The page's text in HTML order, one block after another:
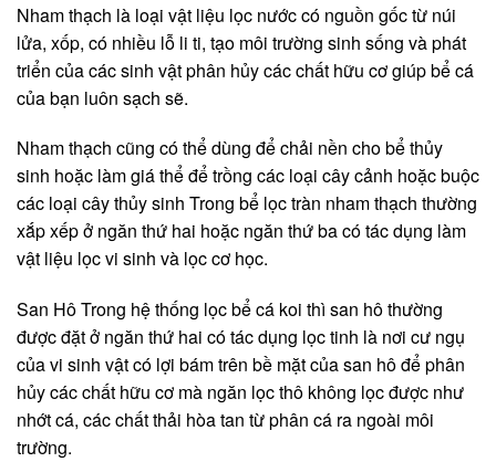
Nham thạch là loại vật liệu lọc nước có nguồn gốc từ núi
lửa, xốp, có nhiều lỗ li ti, tạo môi trường sinh sống và phát
triển của các sinh vật phân hủy các chất hữu cơ giúp bể cá
của bạn luôn sạch sẽ.
Nham thạch cũng có thể dùng để chải nền cho bể thủy
sinh hoặc làm giá thể để trồng các loại cây cảnh hoặc buộc
các loại cây thủy sinh Trong bể lọc tràn nham thạch thường
xắp xếp ở ngăn thứ hai hoặc ngăn thứ ba có tác dụng làm
vật liệu lọc vi sinh và lọc cơ học.
San Hô Trong hệ thống lọc bể cá koi thì san hô thường
được đặt ở ngăn thứ hai có tác dụng lọc tinh là nơi cư ngụ
của vi sinh vật có lợi bám trên bề mặt của san hô để phân
hủy các chất hữu cơ mà ngăn lọc thô không lọc được như
nhớt cá, các chất thải hòa tan từ phân cá ra ngoài môi
trường.